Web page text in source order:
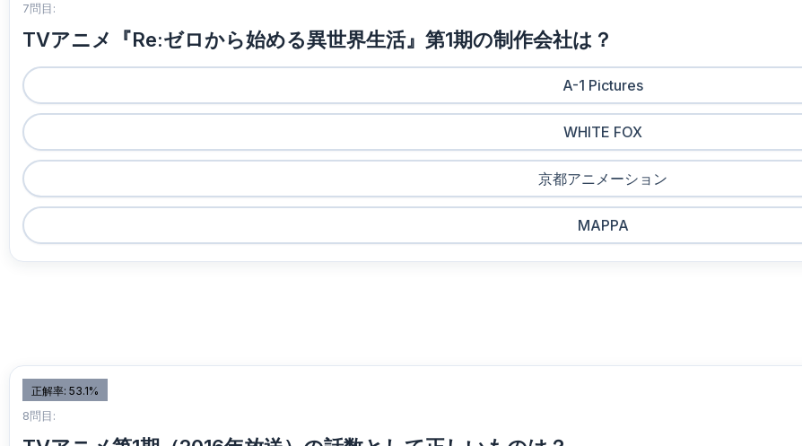
7問目:
TVアニメ『Re:ゼロから始める異世界生活』第1期の制作会社は？
A-1 Pictures
WHITE FOX
京都アニメーション
MAPPA
正解率: 53.1%
8問目: